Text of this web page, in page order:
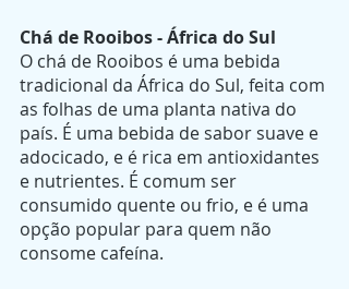
Chá de Rooibos - África do Sul
O chá de Rooibos é uma bebida
tradicional da África do Sul, feita com
as folhas de uma planta nativa do
país. É uma bebida de sabor suave e
adocicado, e é rica em antioxidantes
e nutrientes. É comum ser
consumido quente ou frio, e é uma
opção popular para quem não
consome cafeína.